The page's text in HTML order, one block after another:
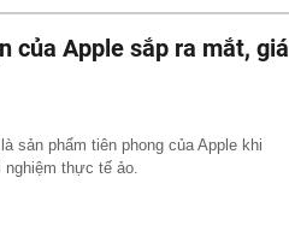
hôm nay
BIDV, VietinBank,
tương thích xăng
của Apple sắp ra mắt, giá
sản phẩm tiên phong của Apple khi
thực tế ảo.